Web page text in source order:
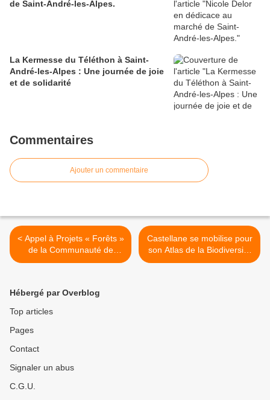
de Saint-André-les-Alpes.
La Kermesse du Téléthon à Saint-
André-les-Alpes : Une journée de joie
et de solidarité
Commentaires
Ajouter un commentaire
< Appel à Projets « Forêts »
de la Communauté de
Communes Alpes Provence
Castellane se mobilise pour
son Atlas de la Biodiversité
Communale. >
Hébergé par Overblog
Top articles
Pages
Contact
Signaler un abus
C.G.U.